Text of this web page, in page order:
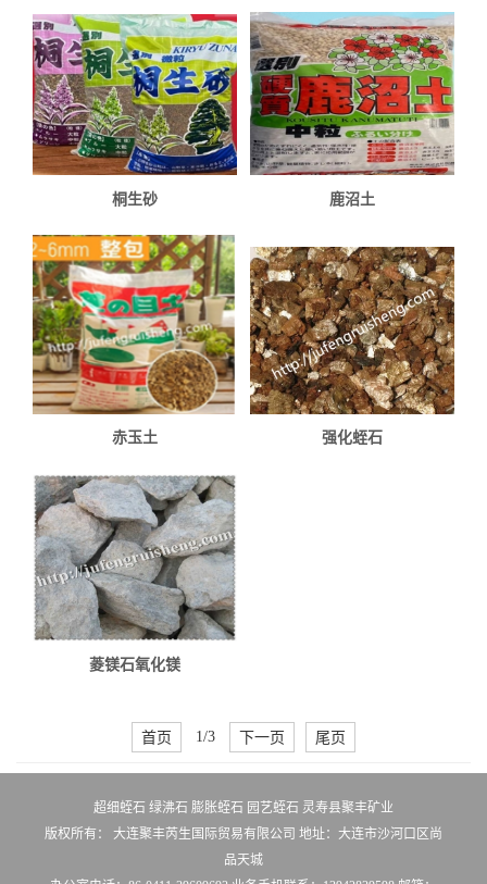
桐生砂 鹿沼土
赤玉土 强化蛭石
菱镁石氧化镁
首页 1/3 下一页 尾页
超细蛭石 绿沸石 膨胀蛭石 园艺蛭石 灵寿县聚丰矿业
版权所有： 大连聚丰芮生国际贸易有限公司 地址：大连市沙河口区尚
品天城